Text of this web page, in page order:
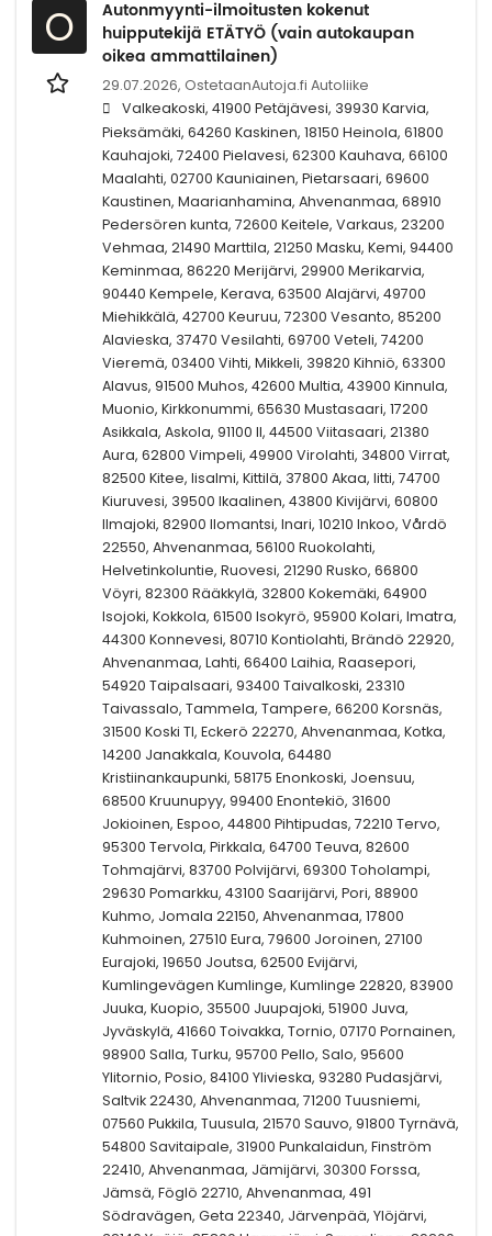
O
Autonmyynti-ilmoitusten kokenut
huipputekijä ETÄTYÖ (vain autokaupan
oikea ammattilainen)
29.07.2026, OstetaanAutoja.fi Autoliike
Valkeakoski, 41900 Petäjävesi, 39930 Karvia,
Pieksämäki, 64260 Kaskinen, 18150 Heinola, 61800
Kauhajoki, 72400 Pielavesi, 62300 Kauhava, 66100
Maalahti, 02700 Kauniainen, Pietarsaari, 69600
Kaustinen, Maarianhamina, Ahvenanmaa, 68910
Pedersören kunta, 72600 Keitele, Varkaus, 23200
Vehmaa, 21490 Marttila, 21250 Masku, Kemi, 94400
Keminmaa, 86220 Merijärvi, 29900 Merikarvia,
90440 Kempele, Kerava, 63500 Alajärvi, 49700
Miehikkälä, 42700 Keuruu, 72300 Vesanto, 85200
Alavieska, 37470 Vesilahti, 69700 Veteli, 74200
Vieremä, 03400 Vihti, Mikkeli, 39820 Kihniö, 63300
Alavus, 91500 Muhos, 42600 Multia, 43900 Kinnula,
Muonio, Kirkkonummi, 65630 Mustasaari, 17200
Asikkala, Askola, 91100 II, 44500 Viitasaari, 21380
Aura, 62800 Vimpeli, 49900 Virolahti, 34800 Virrat,
82500 Kitee, Iisalmi, Kittilä, 37800 Akaa, Iitti, 74700
Kiuruvesi, 39500 Ikaalinen, 43800 Kivijärvi, 60800
Ilmajoki, 82900 Ilomantsi, Inari, 10210 Inkoo, Vårdö
22550, Ahvenanmaa, 56100 Ruokolahti,
Helvetinkoluntie, Ruovesi, 21290 Rusko, 66800
Vöyri, 82300 Rääkkylä, 32800 Kokemäki, 64900
Isojoki, Kokkola, 61500 Isokyrö, 95900 Kolari, Imatra,
44300 Konnevesi, 80710 Kontiolahti, Brändö 22920,
Ahvenanmaa, Lahti, 66400 Laihia, Raasepori,
54920 Taipalsaari, 93400 Taivalkoski, 23310
Taivassalo, Tammela, Tampere, 66200 Korsnäs,
31500 Koski Tl, Eckerö 22270, Ahvenanmaa, Kotka,
14200 Janakkala, Kouvola, 64480
Kristiinankaupunki, 58175 Enonkoski, Joensuu,
68500 Kruunupyy, 99400 Enontekiö, 31600
Jokioinen, Espoo, 44800 Pihtipudas, 72210 Tervo,
95300 Tervola, Pirkkala, 64700 Teuva, 82600
Tohmajärvi, 83700 Polvijärvi, 69300 Toholampi,
29630 Pomarkku, 43100 Saarijärvi, Pori, 88900
Kuhmo, Jomala 22150, Ahvenanmaa, 17800
Kuhmoinen, 27510 Eura, 79600 Joroinen, 27100
Eurajoki, 19650 Joutsa, 62500 Evijärvi,
Kumlingevägen Kumlinge, Kumlinge 22820, 83900
Juuka, Kuopio, 35500 Juupajoki, 51900 Juva,
Jyväskylä, 41660 Toivakka, Tornio, 07170 Pornainen,
98900 Salla, Turku, 95700 Pello, Salo, 95600
Ylitornio, Posio, 84100 Ylivieska, 93280 Pudasjärvi,
Saltvik 22430, Ahvenanmaa, 71200 Tuusniemi,
07560 Pukkila, Tuusula, 21570 Sauvo, 91800 Tyrnävä,
54800 Savitaipale, 31900 Punkalaidun, Finström
22410, Ahvenanmaa, Jämijärvi, 30300 Forssa,
Jämsä, Föglö 22710, Ahvenanmaa, 491
Södravägen, Geta 22340, Järvenpää, Ylöjärvi,